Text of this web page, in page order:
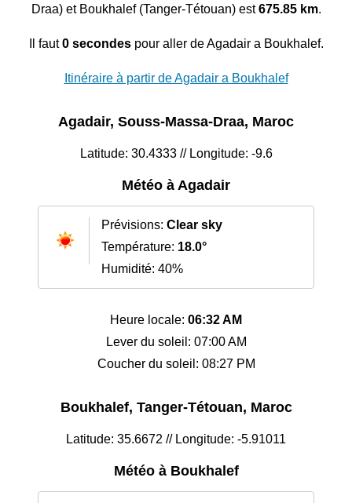
Draa) et Boukhalef (Tanger-Tétouan) est675.85 km.
Il faut0 secondespour aller de Agadair a Boukhalef.
Itinéraire à partir de Agadair a Boukhalef
Agadair, Souss-Massa-Draa, Maroc
Latitude: 30.4333 // Longitude: -9.6
Météo à Agadair
Prévisions: Clear sky
Température: 18.0°
Humidité: 40%
Heure locale: 06:32 AM
Lever du soleil: 07:00 AM
Coucher du soleil: 08:27 PM
Boukhalef, Tanger-Tétouan, Maroc
Latitude: 35.6672 // Longitude: -5.91011
Météo à Boukhalef